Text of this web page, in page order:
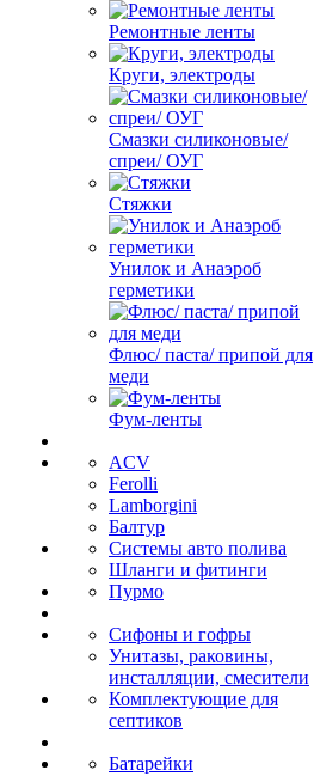
Ремонтные ленты
Круги, электроды
Смазки силиконовые/
спреи/ ОУГ
Стяжки
Унилок и Анаэроб
герметики
Флюс/ паста/ припой для
меди
Фум-ленты
ACV
Ferolli
Lamborgini
Балтур
Системы авто полива
Шланги и фитинги
Пурмо
Сифоны и гофры
Унитазы, раковины,
инсталляции, смесители
Комплектующие для
септиков
Батарейки